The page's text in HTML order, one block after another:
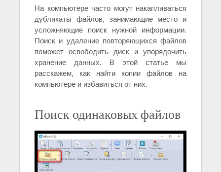
На компьютере часто могут накапливаться
дубликаты файлов, занимающие место и
усложняющие поиск нужной информации.
Поиск и удаление повторяющихся файлов
поможет освободить диск и упорядочить
хранение данных. В этой статье мы
расскажем, как найти копии файлов на
компьютере и избавиться от них.
Поиск одинаковых файлов